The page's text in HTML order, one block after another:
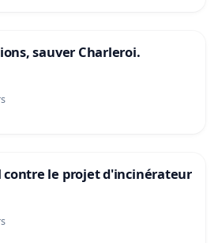
sauver Charleroi.
contre le projet d'incinérateur